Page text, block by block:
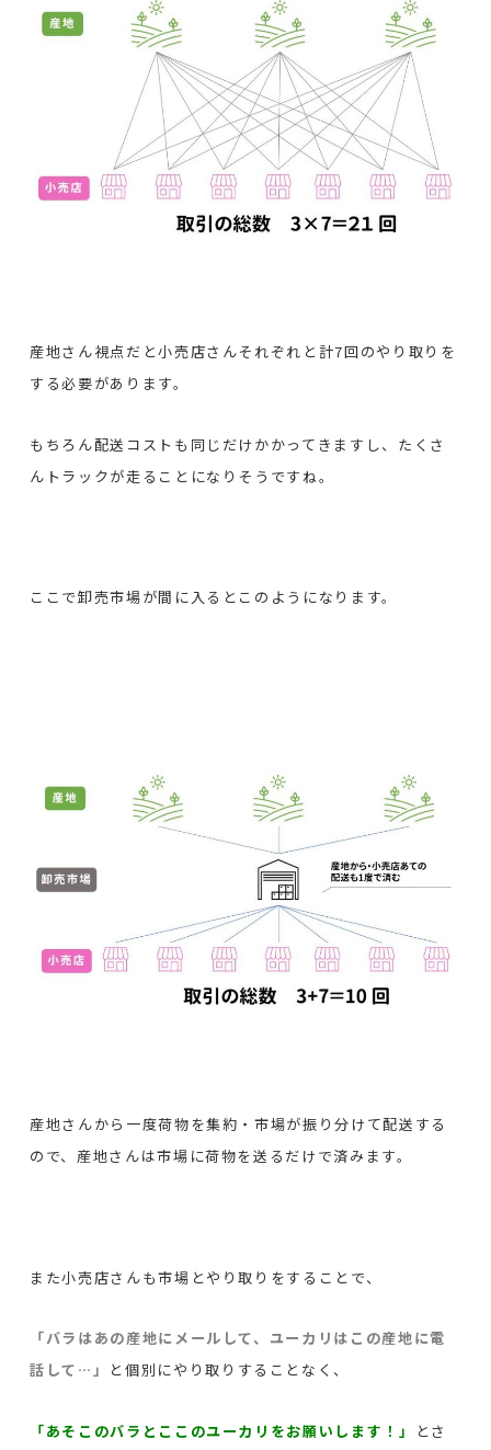
産地さん視点だと小売店さんそれぞれと計7回のやり取りを
する必要があります。
もちろん配送コストも同じだけかかってきますし、たくさ
んトラックが走ることになりそうですね。
ここで卸売市場が間に入るとこのようになります。
産地さんから一度荷物を集約・市場が振り分けて配送する
ので、産地さんは市場に荷物を送るだけで済みます。
また小売店さんも市場とやり取りをすることで、
「バラはあの産地にメールして、ユーカリはこの産地に電
話して…」
と個別にやり取りすることなく、
「あそこのバラとここのユーカリをお願いします！」
とさ